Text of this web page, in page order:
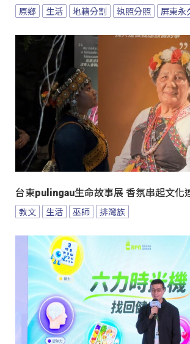
原鄉 生活 地籍分割 執照分照 屏東永
台東pulingau生命故事展 香氛串起文化
教文 生活 巫師 排灣族